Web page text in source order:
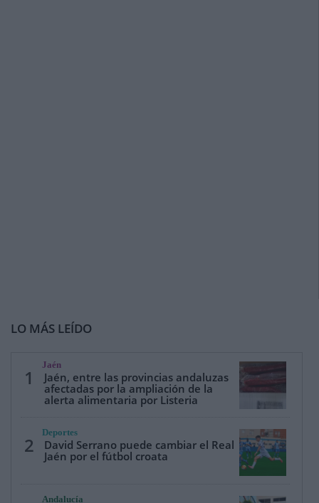
LO MÁS LEÍDO
1
Jaén
Jaén, entre las provincias andaluzas
afectadas por la ampliación de la
alerta alimentaria por Listeria
2
Deportes
David Serrano puede cambiar el Real
Jaén por el fútbol croata
Andalucía